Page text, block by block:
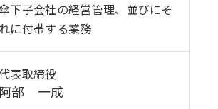
下子会社の経営管理、並びにそ
れに付帯する業務
表取締役
阿部 一成